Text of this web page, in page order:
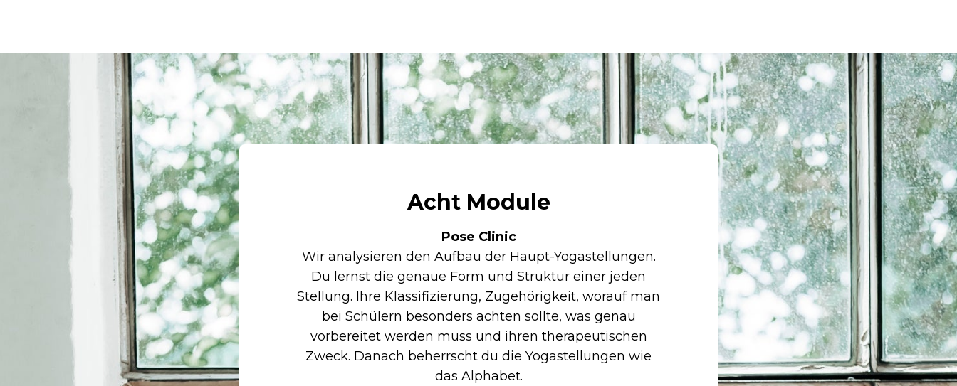
Acht Module
Pose Clinic
Wir analysieren den Aufbau der Haupt-Yogastellungen.
Du lernst die genaue Form und Struktur einer jeden
Stellung. Ihre Klassifizierung, Zugehörigkeit, worauf man
bei Schülern besonders achten sollte, was genau
vorbereitet werden muss und ihren therapeutischen
Zweck. Danach beherrscht du die Yogastellungen wie
das Alphabet.